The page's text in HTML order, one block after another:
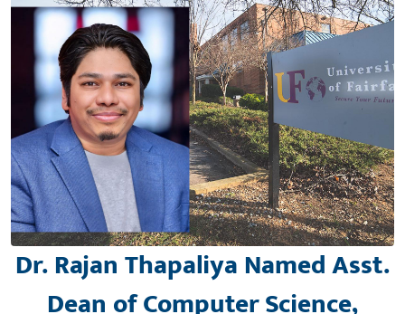
Dr. Rajan Thapaliya Named Asst.
Dean of Computer Science,